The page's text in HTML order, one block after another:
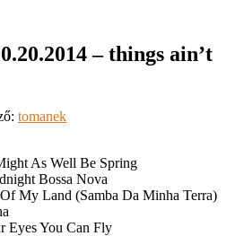
– things ain’t
tomanek
As Well Be Spring
Bossa Nova
My Land (Samba Da Minha Terra)
Eyes You Can Fly